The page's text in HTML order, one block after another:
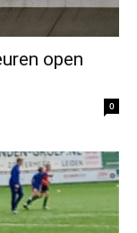
open
0